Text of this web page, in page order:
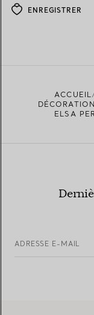
ENREGISTRER
ACCUEIL
ELSA
ADRESSE E-MAIL